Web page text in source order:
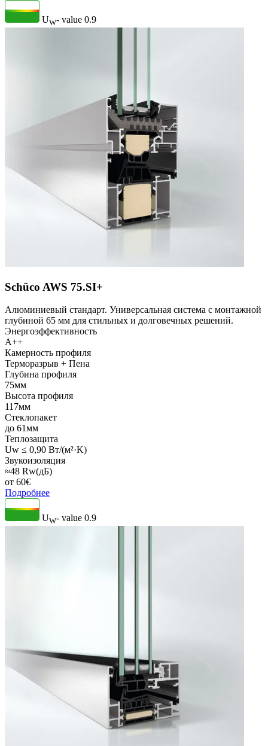
UW- value 0.9
Schüco AWS 75.SI+
Алюминиевый стандарт. Универсальная система с монтажной
глубиной 65 мм для стильных и долговечных решений.
Энергоэффективность
A++
Камерность профиля
Терморазрыв + Пена
Глубина профиля
75мм
Высота профиля
117мм
Стеклопакет
до 61мм
Теплозащита
Uw ≤ 0,90 Вт/(м²·K)
Звукоизоляция
≈48 Rw(дБ)
от 60€
Подробнее
UW- value 0.9